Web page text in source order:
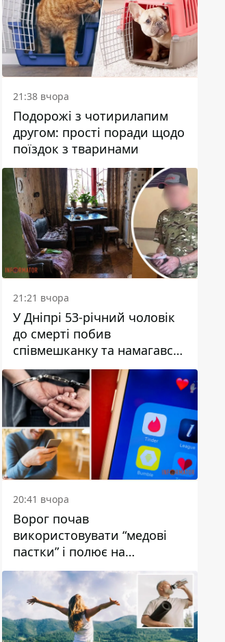
21:38 вчора
Подорожі з чотирилапим
другом: прості поради щодо
поїздок з тваринами
21:21 вчора
У Дніпрі 53-річний чоловік
до смерті побив
співмешканку та намагався
приховати злочин: деталі
20:41 вчора
Ворог почав
використовувати “медові
пастки” і полює на
українських військових